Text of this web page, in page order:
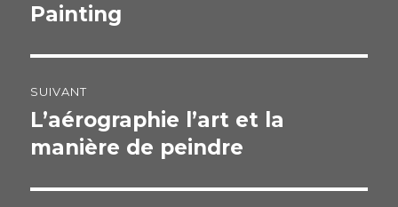
l’article
précédente :
Painting
SUIVANT
Publication
suivante :
L’aérographie l’art et la
manière de peindre